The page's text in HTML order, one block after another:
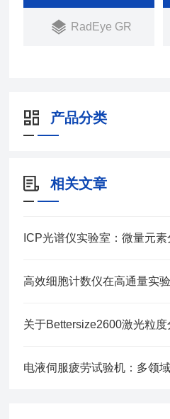
RadEye GR
产品分类
相关文章
ICP光谱仪实验室：微量元
高效细胞计数仪在高通量实